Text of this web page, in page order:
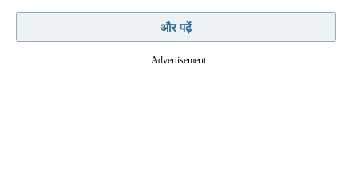
बना.
जब पहली बार 'धमाके' ने दिल्ली का
और पढ़ें
Advertisement